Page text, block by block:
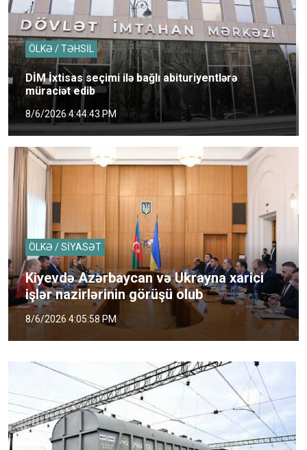
ÖLKƏ / TƏHSİL
DİM İxtisas seçimi ilə bağlı abituriyentlərə
müraciət edib
8/6/2026 4:44:43 PM
ÖLKƏ / SİYASƏT
Kiyevdə Azərbaycan və Ukrayna xarici
işlər nazirlərinin görüşü olub
8/6/2026 4:05:58 PM